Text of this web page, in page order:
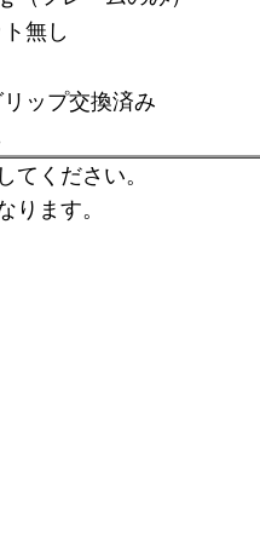
無し
ップ交換済み
てください。
ます。